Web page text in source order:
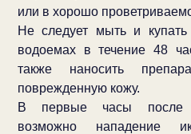
или в хорошо
Не следует мыть и
водоемах в течение 48
также наносить
поврежденную кожу.
В первые часы после
возможно нападение